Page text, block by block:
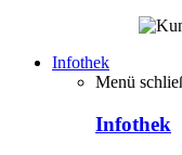
Infothek
Menü
Infothek